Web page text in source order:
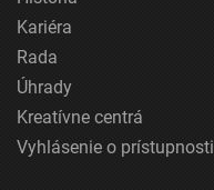
Kariéra
Rada
Úhrady
Kreatívne centrá
Vyhlásenie o prístupnosti